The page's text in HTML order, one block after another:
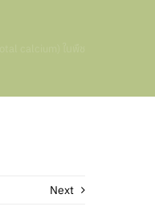
Next